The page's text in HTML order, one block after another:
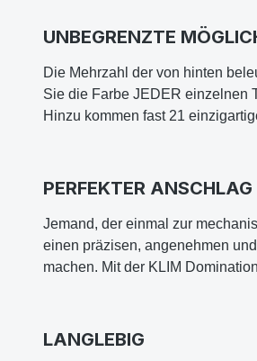
UNBEGRENZTE
Die Mehrzahl der von hinten
Sie die Farbe JEDER einzelnen
Hinzu kommen fast 21
PERFEKTER ANSCHLAG
Jemand, der einmal zur
einen präzisen, angenehmen
machen. Mit der KLIM
LANGLEBIG